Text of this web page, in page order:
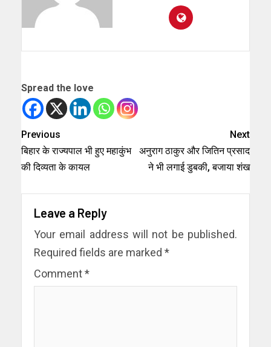
Spread the love
Previous
बिहार के राज्यपाल भी हुए महाकुंभ
की दिव्यता के कायल
Next
अनुराग ठाकुर और जितिन प्रसाद
ने भी लगाई डुबकी, बजाया शंख
Leave a Reply
Your email address will not be published.
Required fields are marked *
Comment*